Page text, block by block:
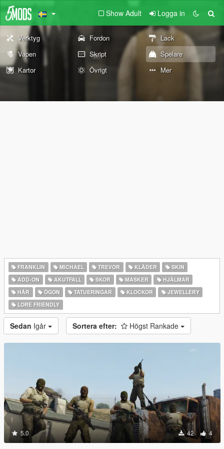
Show Adult Logga in
Verktyg Fordon
Lack
Vapen
Skript
Spelare
Kartor
Övrigt Mer
FRANKLIN MICHAEL TREVOR KLÄDER
SKIN
ADD-ON
AKUTFALL SKOR MASKER
HJÄLMAR
HÅR
ÖGON TATUERINGAR KLOCKOR
JEWELLERY
LORE FRIENDLY
Sedan Igår Sortera efter: Högst Rankade
5.0 42 4